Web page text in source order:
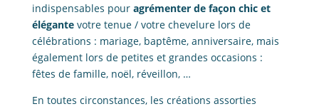
indispensables pouragrémenter de façon chic et
élégantevotre tenue / votre chevelure lors de
célébrations : mariage, baptême, anniversaire, mais
également lors de petites et grandes occasions :
fêtes de famille, noël, réveillon, …
En toutes circonstances, les créations assorties